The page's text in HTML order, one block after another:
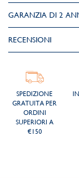
GARANZIA DI 2
RECENSIONI
SPEDIZIONE
GRATUITA PER
ORDINI
SUPERIORI A
€150